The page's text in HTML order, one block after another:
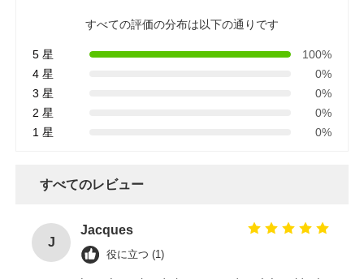
すべての評価の分布は以下の通りです
5 星
100%
4 星
0%
3 星
0%
2 星
0%
1 星
0%
すべてのレビュー
J
Jacques
役に立つ (1)